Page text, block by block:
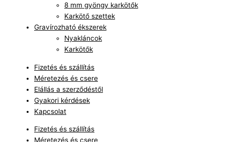
8 mm gyöngy karkötők
Karkötő szettek
Gravírozható ékszerek
Nyakláncok
Karkötők
Fizetés és szállítás
Méretezés és csere
Elállás a szerződéstől
Gyakori kérdések
Kapcsolat
Fizetés és szállítás
Méretezés és csere